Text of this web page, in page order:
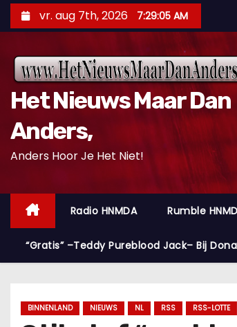
o
n
vr. aug 7th, 2026 7:29:06 AM
Het Nieuws Maar Dan
Anders,
Anders Hoor Je Het Niet!
Radio HNMDA Rumble
“Gratis” –Teddy Pureblood Jack– Bij
BINNENLAND NIEUWS NL RSS RSS-LOTTE